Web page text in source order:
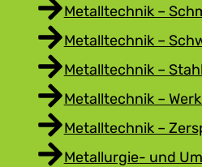
Metalltechnik –
Metalltechnik –
Metalltechnik –
Metalltechnik –
Metalltechnik –
Metallurgie- und